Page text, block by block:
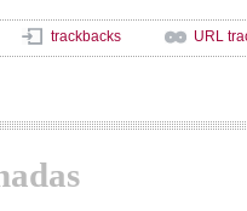
trackbacks URL